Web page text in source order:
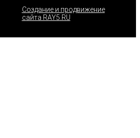
Создание и продвижение
сайта RAY5.RU